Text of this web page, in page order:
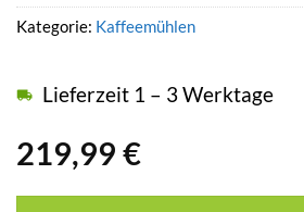
219,99 €
Lieferzeit 1 – 3 Werktage
Kategorie: Kaffeemühlen